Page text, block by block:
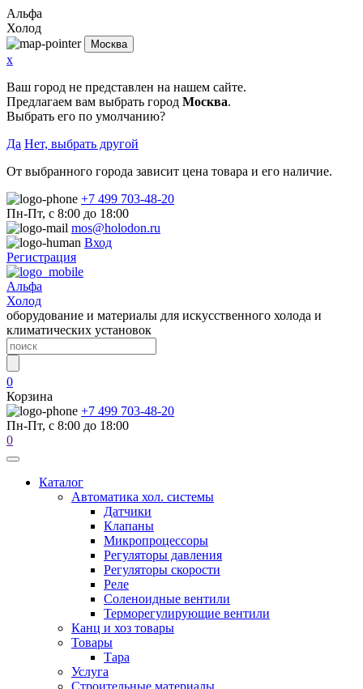
Альфа
Холод
Москва
x
Ваш город не представлен на нашем сайте.
Предлагаем вам выбрать город Москва.
Выбрать его по умолчанию?
Да Нет, выбрать другой
От выбранного города зависит цена товара и его наличие.
+7 499 703-48-20
Пн-Пт, с 8:00 до 18:00
mos@holodon.ru
Вход
Регистрация
Альфа
Холод
оборудование и материалы для искусственного холода и
климатических установок
0
Корзина
+7 499 703-48-20
Пн-Пт, с 8:00 до 18:00
0
Каталог
Автоматика хол. системы
Датчики
Клапаны
Микропроцессоры
Регуляторы давления
Регуляторы скорости
Реле
Соленоидные вентили
Терморегулирующие вентили
Канц и хоз товары
Товары
Тара
Услуга
Строительные материалы